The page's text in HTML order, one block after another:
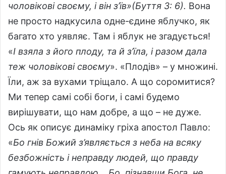
чоловікові своєму, і він з’їв»(Буття 3: 6). Вона
не просто надкусила одне-єдине яблучко, як
багато хто уявляє. Там і яблук не згадується!
«І взяла з його плоду, та й з’їла, і разом дала
теж чоловікові своєму». «Плодів» – у множині.
Їли, аж за вухами тріщало. А що соромитися?
Ми тепер самі собі боги, і самі будемо
вирішувати, що нам добре, а що – не дуже.
Ось як описує динаміку гріха апостол Павло:
«Бо гнів Божий з’являється з неба на всяку
безбожність і неправду людей, що правду